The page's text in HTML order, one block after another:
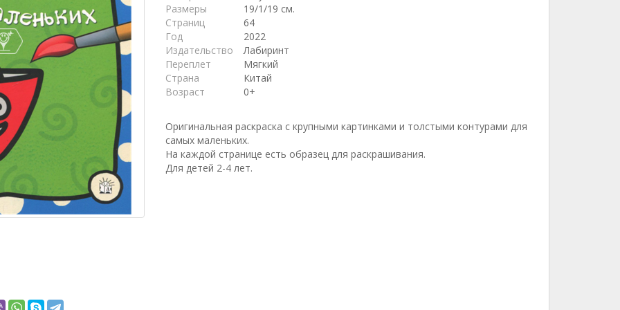
Размеры
19/1/19 см.
Страниц
64
Год
2022
Издательство
Лабиринт
Переплет
Мягкий
Страна
Китай
Возраст
0+
Оригинальная раскраска с крупными картинками и толстыми контурами для
самых маленьких.
На каждой странице есть образец для раскрашивания.
Для детей 2-4 лет.